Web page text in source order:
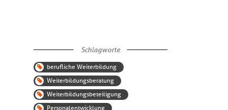
Schlagworte
berufliche Weiterbildung
Weiterbildungsberatung
Weiterbildungsbeteiligung
Personalentwicklung